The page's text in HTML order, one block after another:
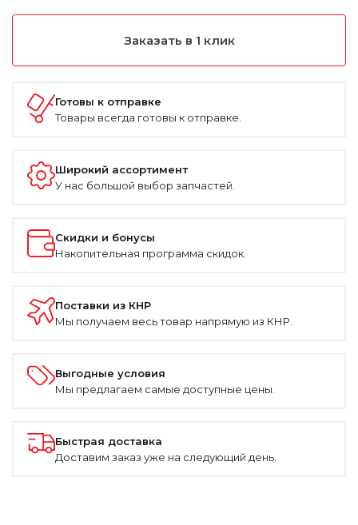
Заказать в 1 клик
Готовы к отправке
Товары всегда готовы к отправке.
Широкий ассортимент
У нас большой выбор запчастей.
Скидки и бонусы
Накопительная программа скидок.
Поставки из КНР
Мы получаем весь товар напрямую из КНР.
Выгодные условия
Мы предлагаем самые доступные цены.
Быстрая доставка
Доставим заказ уже на следующий день.